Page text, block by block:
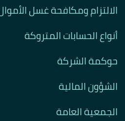
الالتزام ومكافحة غسل
أنواع الحسابات المتروكة
حوكمة الشركة
الشؤون المالية
الجمعية العامة